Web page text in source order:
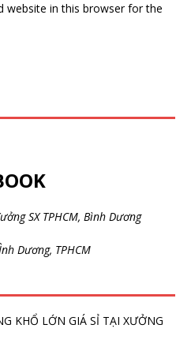
website in this browser for the
SX TPHCM, Bình Dương
Dương, TPHCM
KHỔ LỚN GIÁ SỈ TẠI XƯỞNG